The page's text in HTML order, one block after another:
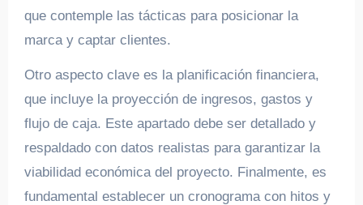
que contemple las tácticas para posicionar la
marca y captar clientes.
Otro aspecto clave es la planificación financiera,
que incluye la proyección de ingresos, gastos y
flujo de caja. Este apartado debe ser detallado y
respaldado con datos realistas para garantizar la
viabilidad económica del proyecto. Finalmente, es
fundamental establecer un cronograma con hitos y